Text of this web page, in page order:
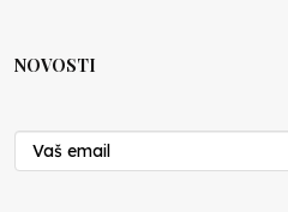
Nenad Veličković
29.10.2024
NOVOSTI